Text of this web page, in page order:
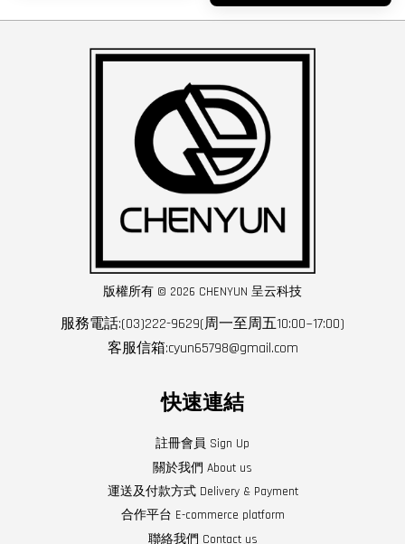
版權所有 © 2026 CHENYUN 呈云科技
服務電話:(03)222-9629(周一至周五10:00~17:00)
客服信箱:cyun65798@gmail.com
快速連結
註冊會員 Sign Up
關於我們 About us
運送及付款方式 Delivery & Payment
合作平台 E-commerce platform
聯絡我們 Contact us